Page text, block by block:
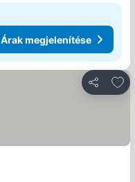
Árak megjelenítése
Megosztás